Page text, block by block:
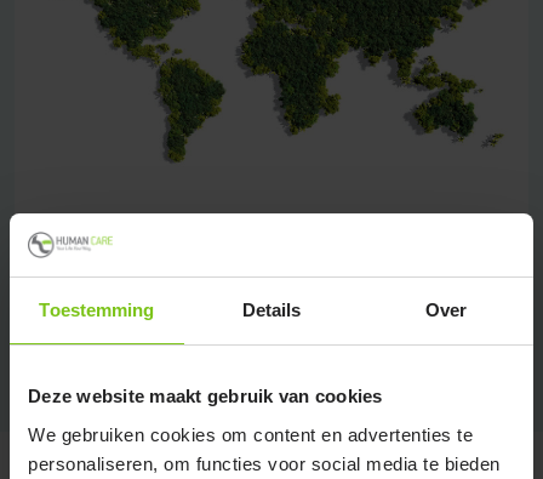
Toestemming Details Over
Deze website maakt gebruik van cookies
We gebruiken cookies om content en advertenties te
personaliseren, om functies voor social media te bieden
Productgebieden
Human Care biedt producten aan in versc…